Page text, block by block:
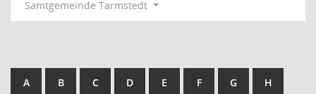
Samtgemeinde Tarmstedt
A B C D E F G H